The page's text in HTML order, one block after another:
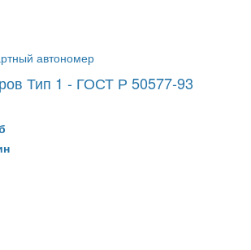
Тип 1 - ГОСТ Р 50577-93